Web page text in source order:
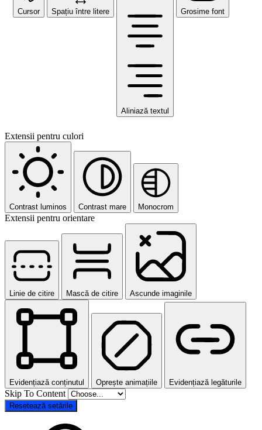
Cursor Spațiu între litere
Aliniază textul
Grosime font
Extensii pentru culori
Contrast luminos Contrast mare Monocrom
Extensii pentru orientare
Linie de citire Mască de citire Ascunde imaginile
Evidențiază conținutul Oprește animațiile Evidențiază legăturile
Skip To Content
Resetează setările